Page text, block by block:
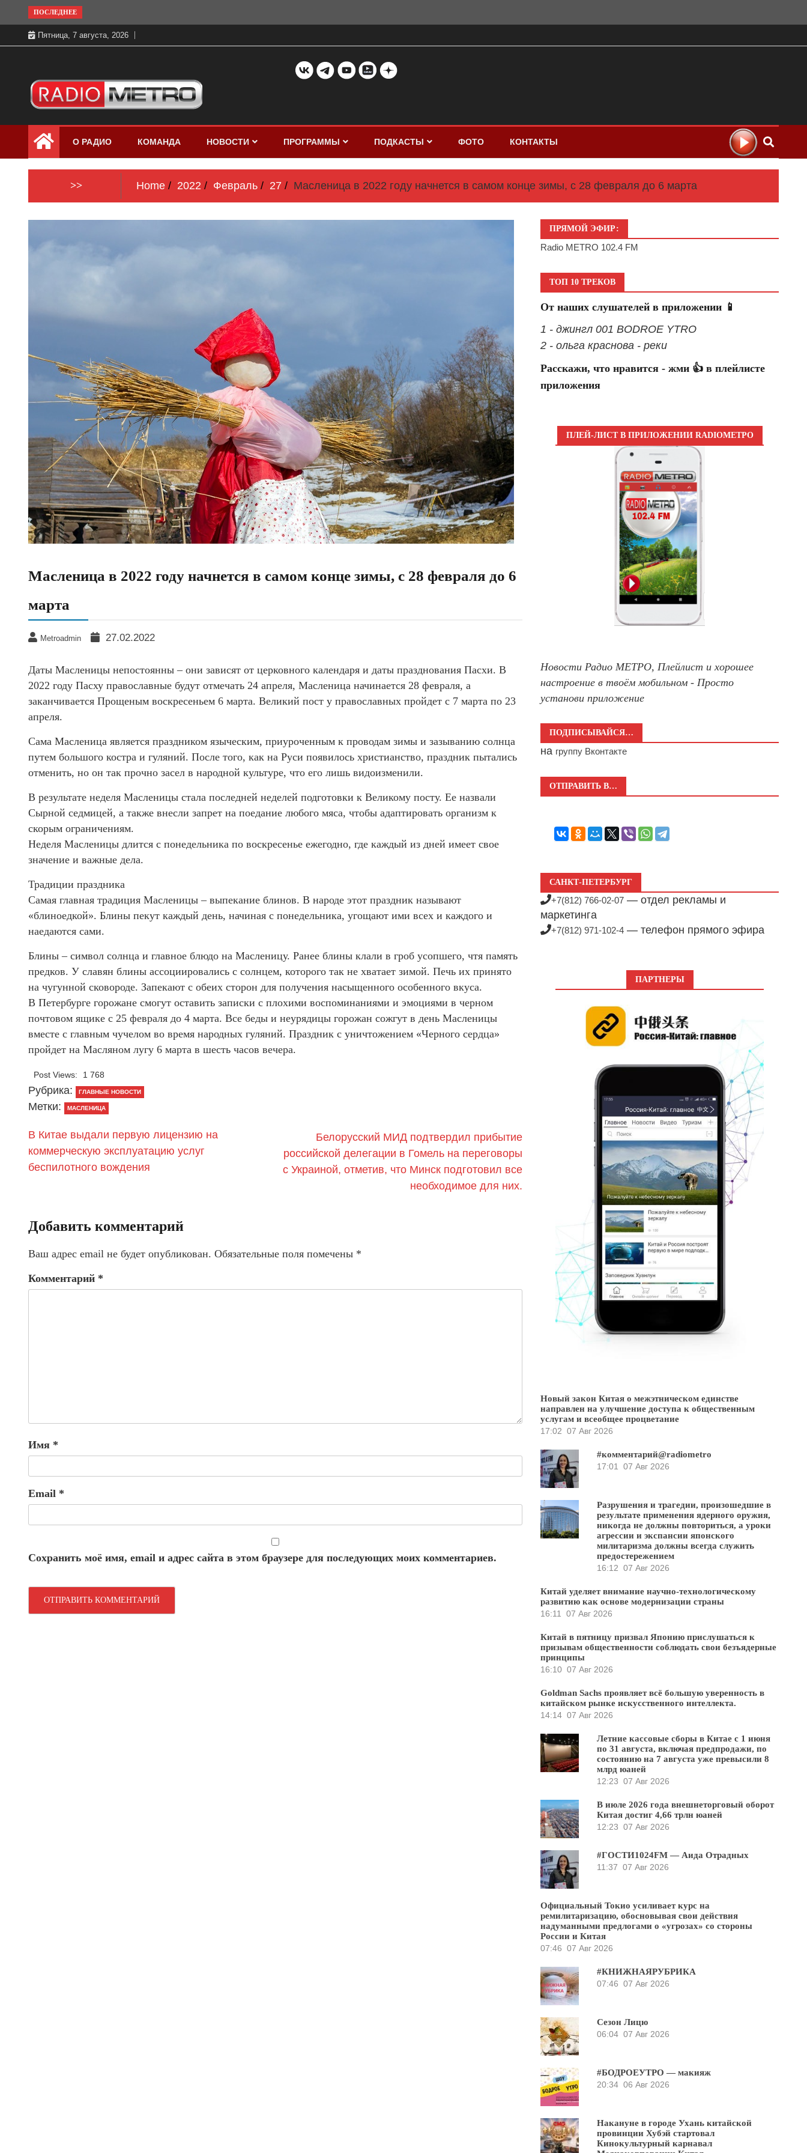
to
content
ПОСЛЕДНЕЕ
Пятница, 7 августа, 2026
Радио МЕТРО
бесплатно в хорошем качестве Санкт-
Петербург и Россия
О РАДИО КОМАНДА НОВОСТИ ПРОГРАММЫ ПОДКАСТЫ ФОТО КОНТАКТЫ
>> Home 2022 Февраль 27 Масленица в 2022 году начнется в самом конце зимы, с 28 февраля до 6 марта
Масленица в 2022 году начнется в самом конце зимы, с 28 февраля до 6
марта
Metroadmin 27.02.2022
Даты Масленицы непостоянны – они зависят от церковного календаря и даты празднования Пасхи. В
2022 году Пасху православные будут отмечать 24 апреля, Масленица начинается 28 февраля, а
заканчивается Прощеным воскресеньем 6 марта. Великий пост у православных пройдет с 7 марта по 23
апреля.
Сама Масленица является праздником языческим, приуроченным к проводам зимы и зазыванию солнца
путем большого костра и гуляний. После того, как на Руси появилось христианство, праздник пытались
отменить, но он так прочно засел в народной культуре, что его лишь видоизменили.
В результате неделя Масленицы стала последней неделей подготовки к Великому посту. Ее назвали
Сырной седмицей, а также внесли запрет на поедание любого мяса, чтобы адаптировать организм к
скорым ограничениям.
Неделя Масленицы длится с понедельника по воскресенье ежегодно, где каждый из дней имеет свое
значение и важные дела.
Традиции праздника
Самая главная традиция Масленицы – выпекание блинов. В народе этот праздник называют
«блиноедкой». Блины пекут каждый день, начиная с понедельника, угощают ими всех и каждого и
наедаются сами.
Блины – символ солнца и главное блюдо на Масленицу. Ранее блины клали в гроб усопшего, чтя память
предков. У славян блины ассоциировались с солнцем, которого так не хватает зимой. Печь их принято
на чугунной сковороде. Запекают с обеих сторон для получения насыщенного особенного вкуса.
В Петербурге горожане смогут оставить записки с плохими воспоминаниями и эмоциями в черном
почтовом ящике с 25 февраля до 4 марта. Все беды и неурядицы горожан сожгут в день Масленицы
вместе с главным чучелом во время народных гуляний. Праздник с уничтожением «Черного сердца»
пройдет на Масляном лугу 6 марта в шесть часов вечера.
Post Views: 1 768
Рубрика: ГЛАВНЫЕ НОВОСТИ
Метки: МАСЛЕНИЦА
В Китае выдали первую лицензию на
коммерческую эксплуатацию услуг
беспилотного вождения
Белорусский МИД подтвердил прибытие
российской делегации в Гомель на переговоры
с Украиной, отметив, что Минск подготовил все
необходимое для них.
Добавить комментарий
Ваш адрес email не будет опубликован. Обязательные поля помечены *
Комментарий *
Имя *
Email *
Сохранить моё имя, email и адрес сайта в этом браузере для последующих моих комментариев.
ПРЯМОЙ ЭФИР:
Radio METRO 102.4 FM
ТОП 10 ТРЕКОВ
От наших слушателей в приложении 📱
1 - джингл 001 BODROE YTRO
2 - ольга краснова - реки
Расскажи, что нравится - жми 👍 в плейлисте
приложения
ПЛЕЙ-ЛИСТ В ПРИЛОЖЕНИИ RADIOМЕТРО
Новости Радио МЕТРО, Плейлист и хорошее
настроение в твоём мобильном - Просто
установи приложение
ПОДПИСЫВАЙСЯ…
на группу Вконтакте
ОТПРАВИТЬ В…
САНКТ-ПЕТЕРБУРГ
+7(812) 766-02-07 — отдел рекламы и
маркетинга
+7(812) 971-102-4 — телефон прямого эфира
ПАРТНЕРЫ
Новый закон Китая о межэтническом единстве
направлен на улучшение доступа к общественным
услугам и всеобщее процветание
17:02 07 Авг 2026
#комментарий@radiometro
17:01
07 Авг 2026
Разрушения и трагедии, произошедшие в
результате применения ядерного оружия,
никогда не должны повториться, а уроки
агрессии и экспансии японского
милитаризма должны всегда служить
предостережением
16:12 07 Авг 2026
Китай уделяет внимание научно-технологическому
развитию как основе модернизации страны
16:11
07 Авг 2026
Китай в пятницу призвал Японию прислушаться к
призывам общественности соблюдать свои безъядерные
принципы
16:10 07 Авг 2026
Goldman Sachs проявляет всё большую уверенность в
китайском рынке искусственного интеллекта.
14:14 07 Авг 2026
Летние кассовые сборы в Китае с 1 июня
по 31 августа, включая предпродажи, по
состоянию на 7 августа уже превысили 8
млрд юаней
12:23 07 Авг 2026
В июле 2026 года внешнеторговый оборот
Китая достиг 4,66 трлн юаней
12:23 07 Авг 2026
#ГОСТИ1024FM — Аида Отрадных
11:37 07 Авг 2026
Официальный Токио усиливает курс на
ремилитаризацию, обосновывая свои действия
надуманными предлогами о «угрозах» со стороны
России и Китая
07:46 07 Авг 2026
#КНИЖНАЯРУБРИКА
07:46 07 Авг 2026
Сезон Лицю
06:04 07 Авг 2026
#БОДРОЕУТРО — макияж
20:34 06 Авг 2026
Накануне в городе Ухань китайской
провинции Хубэй стартовал
Кинокультурный карнавал